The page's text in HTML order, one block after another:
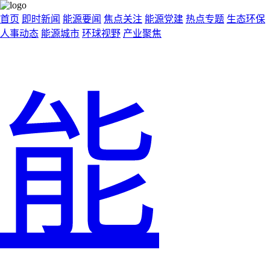
首页 即时新闻 能源要闻 焦点关注 能源党建 热点专题 生态环保
人事动态 能源城市 环球视野 产业聚焦
能